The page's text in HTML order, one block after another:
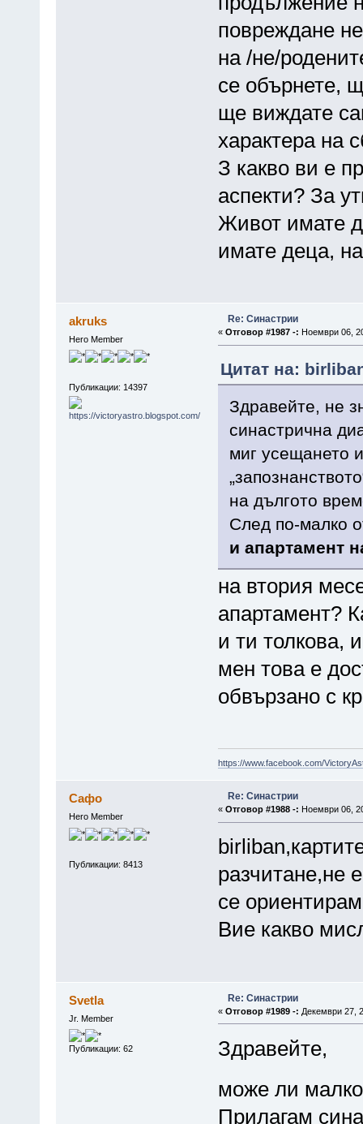
повреждане
на /не/
се обърнете,
ще виждате
характера на
З какво ви е
аспекти? За
Живот имате
имате деца,
akruks
Hero Member
Публикации: 14397
Re: Синастрии
« Отговор #1987 -: Ноември 06,
Цитат на:
Здравейте, не
синастрична
миг усещането
на дългото
След по-малко
и апартамент
на втория
апартамент?
и ти толкова,
мен това е
обвързано с
https://www.facebook.com/
Сафо
Hero Member
Публикации: 8413
Re: Синастрии
« Отговор #1988 -: Ноември 06,
разчитане,не
се
Вие какво
Svetla
Jr. Member
Публикации: 62
Re: Синастрии
« Отговор #1989 -: Декември 27,
Здравейте,
може ли
Прилагам